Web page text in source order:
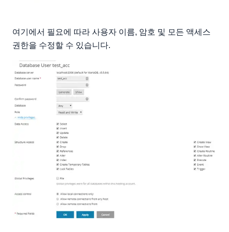
여기에서 필요에 따라 사용자 이름, 암호 및 모든 액세스
권한을 수정할 수 있습니다.